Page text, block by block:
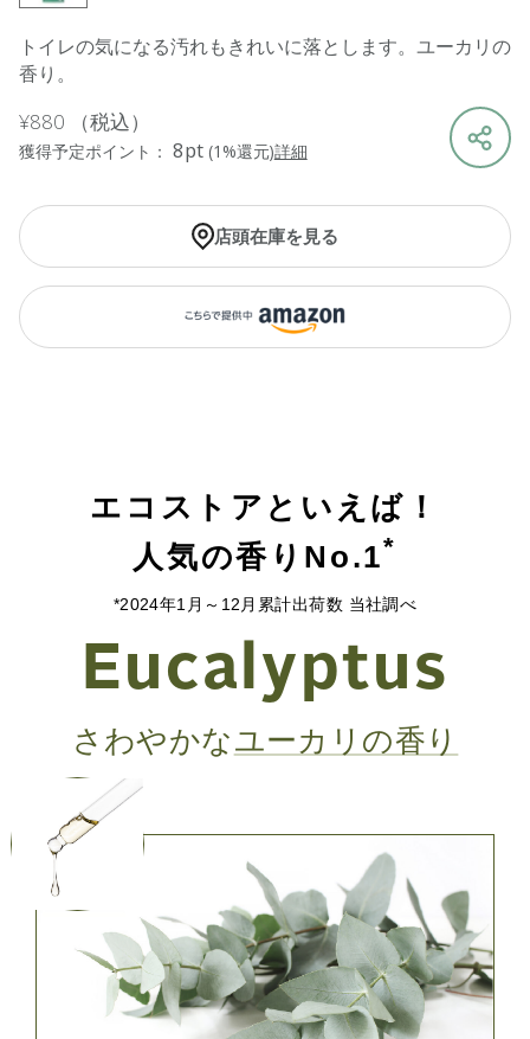
トイレの気になる汚れもきれいに落とします。ユーカリの
香り。
¥880 （税込）
獲得予定ポイント： 8pt (1%還元)詳細
店頭在庫を見る
エコストアといえば！
人気の香りNo.1*
*2024年1月～12月累計出荷数 当社調べ
Eucalyptus
さわやかなユーカリの香り